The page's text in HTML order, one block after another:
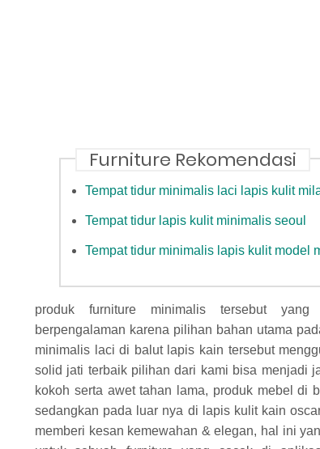
Furniture Rekomendasi
Tempat tidur minimalis laci lapis kulit
Tempat tidur lapis kulit minimalis seoul
Tempat tidur minimalis lapis kulit model
produk furniture minimalis tersebut
berpengalaman karena pilihan bahan utama
minimalis laci di balut lapis kain tersebut
solid jati terbaik pilihan dari kami bisa menjadi
kokoh serta awet tahan lama, produk mebel di
sedangkan pada luar nya di lapis kulit kain
memberi kesan kemewahan & elegan, hal ini